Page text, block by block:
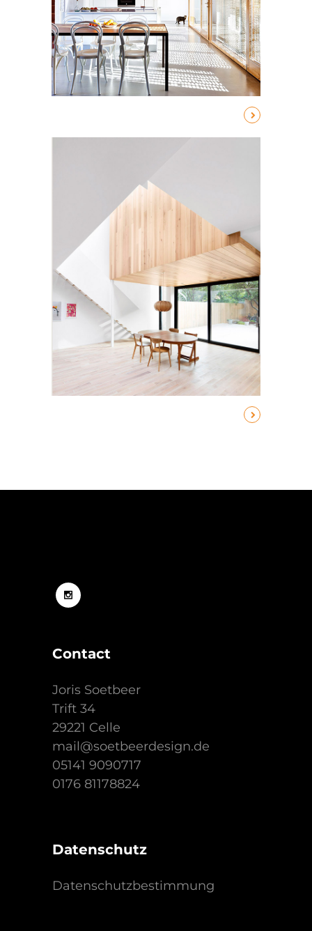
Contact
Joris Soetbeer
Trift 34
29221 Celle
mail@soetbeerdesign.de
05141 9090717
0176 81178824
Datenschutz
Datenschutzbestimmung